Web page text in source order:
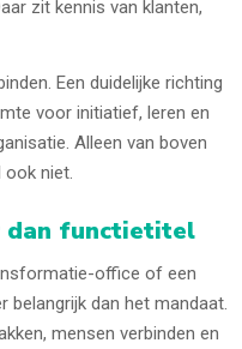
zit kennis van klanten,
Een duidelijke richting
voor initiatief, leren en
Alleen van boven
ook niet.
dan functietitel
office of een
belangrijk dan het mandaat.
mensen verbinden en